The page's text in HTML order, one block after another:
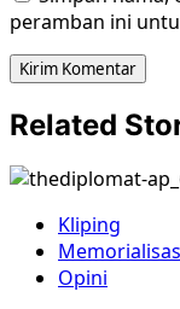
peramban ini
Related
Kliping
Opini